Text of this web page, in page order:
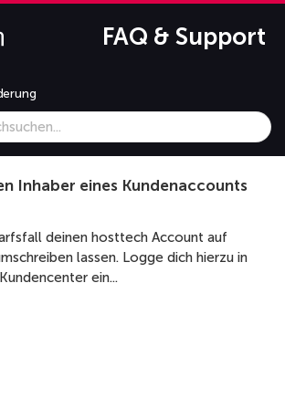
FAQ & Support
Inhaber eines Kundenaccounts
deinen hosttech Account auf
lassen. Logge dich hierzu in
ein...